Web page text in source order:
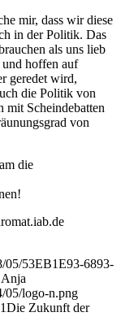
mir, dass wir diese
in der Politik. Das
als uns lieb
und hoffen auf
geredet wird,
die Politik von
mit Scheindebatten
von
die
05/53EB1E93-6893-
Anja
05/logo-n.png
Die Zukunft der